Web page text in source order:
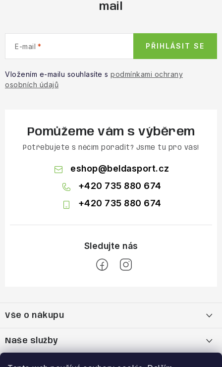
mail
E-mail
Vložením e-mailu souhlasíte s podmínkami ochrany
osobních údajů
PŘIHLÁSIT SE
Pomůžeme vám s výběrem
Potřebujete s něčím poradit? Jsme tu pro vás!
eshop@beldasport.cz
+420 735 880 674
+420 735 880 674
p
t
Vše o nákupu
Naše služby